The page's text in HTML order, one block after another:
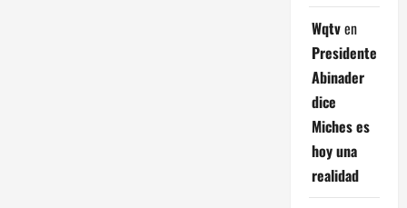
Wqtven
Presidente
Abinader
dice
Miches es
hoy una
realidad